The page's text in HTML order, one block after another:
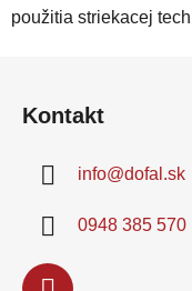
použitia striekacej
Kontakt
info@dofal.sk
0948 385 570